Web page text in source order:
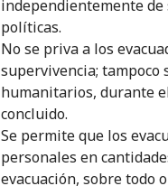
independientemente
políticas.
No se priva a los
supervivencia; tampoco
humanitarios, durante
concluido.
Se permite que los
personales en
evacuación, sobre todo